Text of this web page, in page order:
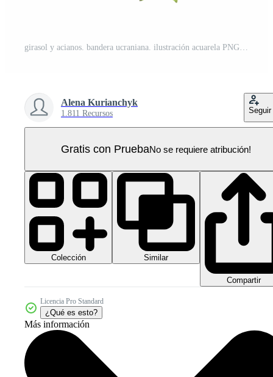
girasol y acianos. bandera ucraniana. ilustración acuarela PNG Pro
Alena Kurianchyk
1.811 Recursos Seguir
Gratis con PruebaNo se requiere atribución!
Colección Similar
Compartir
Licencia Pro Standard
¿Qué es esto?
Más información